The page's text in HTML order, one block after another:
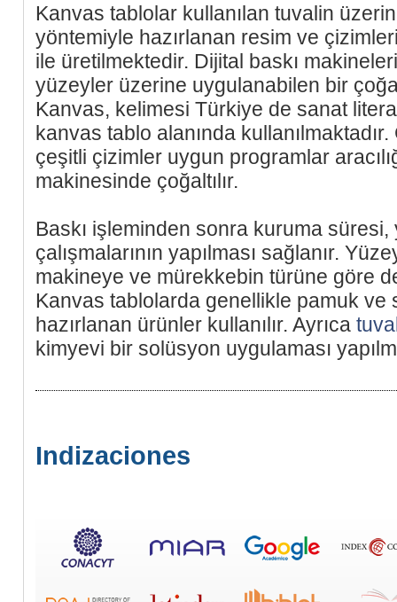
Kanvas tablolar kullanılan tuvalin
yöntemiyle hazırlanan resim ve
ile üretilmektedir. Dijital baskı
yüzeyler üzerine uygulanabilen bir
Kanvas, kelimesi Türkiye de sanat
kanvas tablo alanında
çeşitli çizimler uygun programlar
makinesinde çoğaltılır.
Baskı işleminden sonra kuruma
çalışmalarının yapılması sağlanır.
makineye ve mürekkebin türüne göre
Kanvas tablolarda genellikle pamuk ve
hazırlanan ürünler kullanılır. Ayrıca
kimyevi bir solüsyon uygulaması
Indizaciones